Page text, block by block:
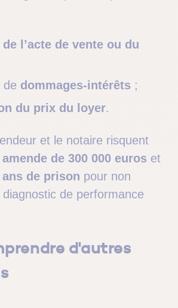
de l’acte de vente ou du
de dommages-intérêts ;
du prix du loyer.
et le notaire risquent
amende de 300 000 euros et
ans de prison pour non
diagnostic de performance
d'autres